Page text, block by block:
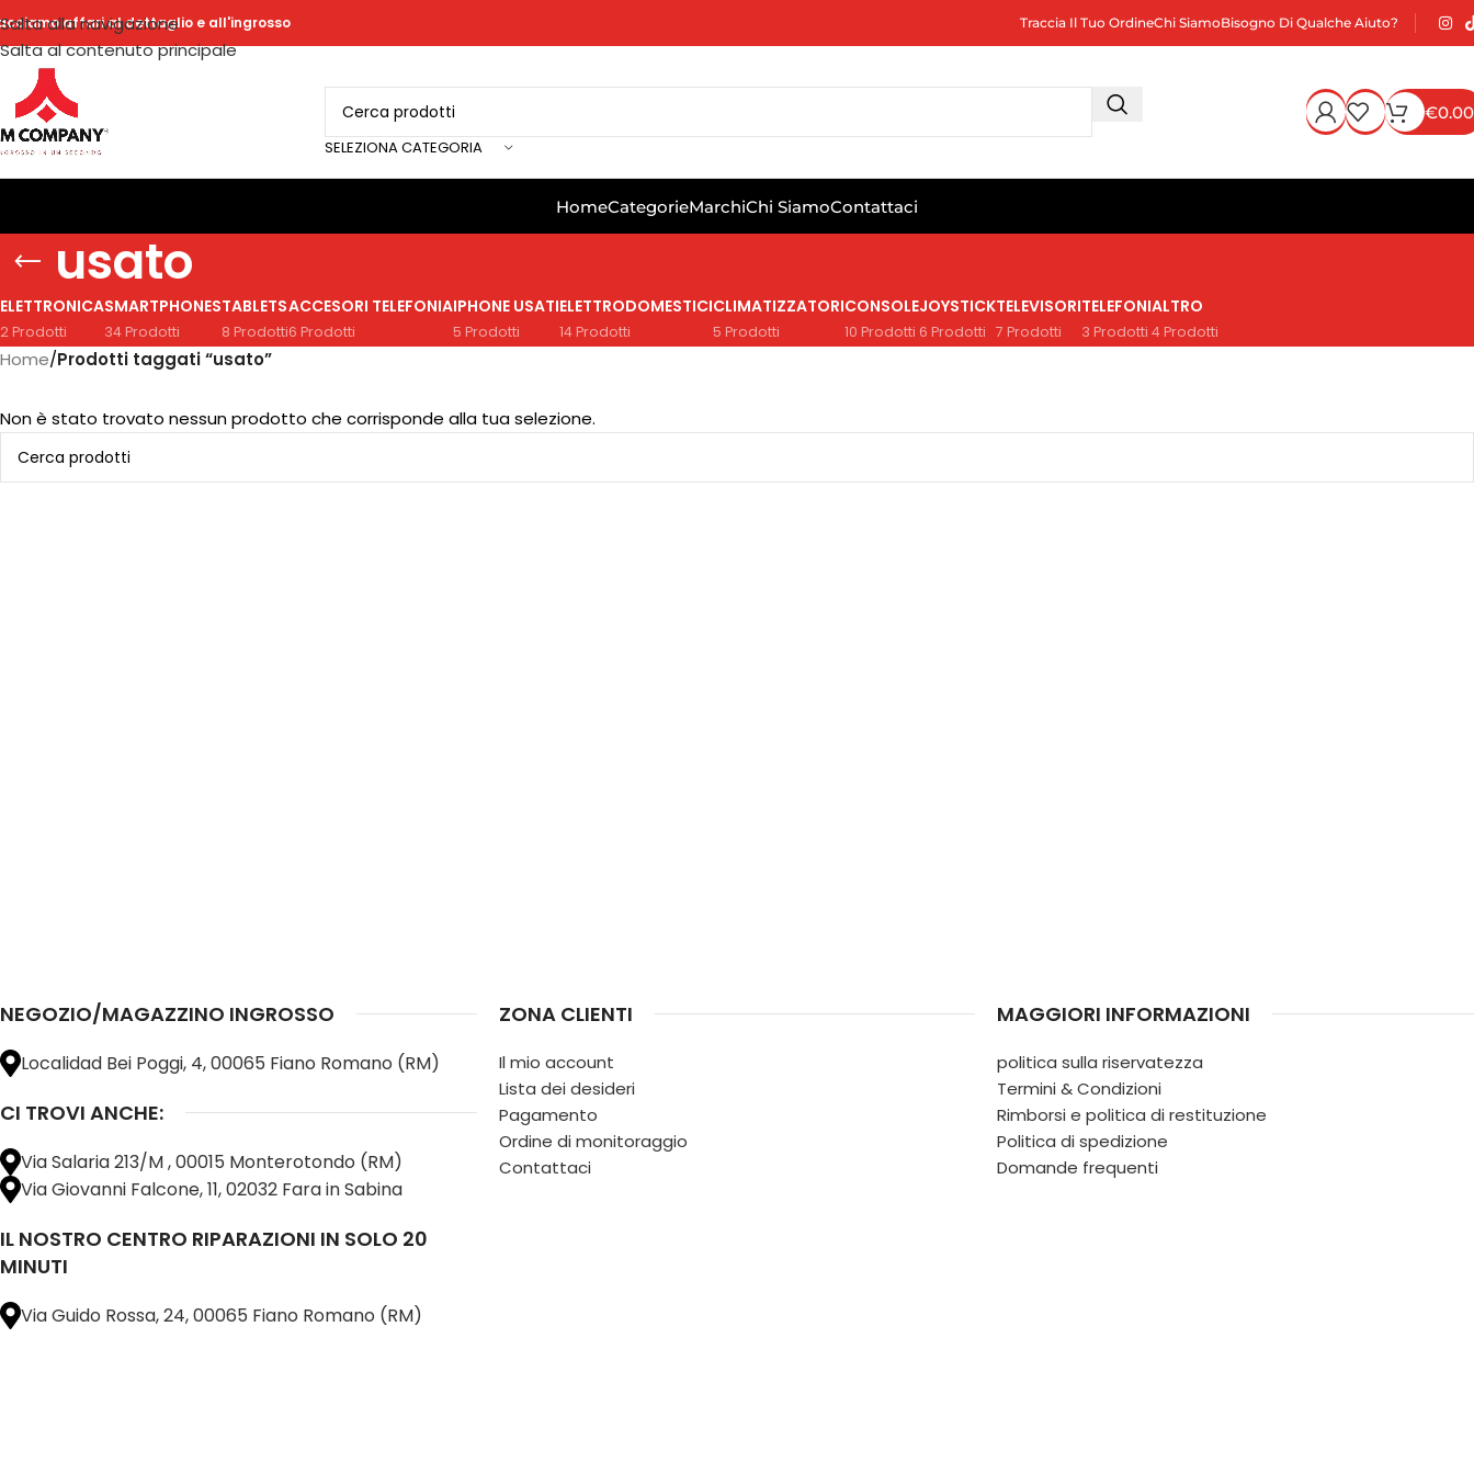
Salta alla navigazione
Salta al contenuto principale
affari al dettaglio e all'ingrosso Traccia Il Tuo OrdineChi SiamoBisogno Di Qualche Aiuto?
SELEZIONA CATEGORIA
€0.00
HomeCategorieMarchiChi SiamoContattaci
usato
ELETTRONICA
2 Prodotti
SMARTPHONES
34 Prodotti
TABLETS
8 Prodotti
ACCESORI TELEFONIA
6 Prodotti
IPHONE USATI
5 Prodotti
ELETTRODOMESTICI
14 Prodotti
CLIMATIZZATORI
5 Prodotti
CONSOLE
10 Prodotti
JOYSTICK
6 Prodotti
TELEVISORI
7 Prodotti
TELEFONI
3 Prodotti
ALTRO
4 Prodotti
Home/Prodotti taggati “usato”
Non è stato trovato nessun prodotto che corrisponde alla tua selezione.
NEGOZIO/MAGAZZINO INGROSSO
Localidad Bei Poggi, 4, 00065 Fiano Romano (RM)
CI TROVI ANCHE:
Via Salaria 213/M , 00015 Monterotondo (RM)
Via Giovanni Falcone, 11, 02032 Fara in Sabina
IL NOSTRO CENTRO RIPARAZIONI IN SOLO 20
MINUTI
Via Guido Rossa, 24, 00065 Fiano Romano (RM)
ZONA CLIENTI
Il mio account
Lista dei desideri
Pagamento
Ordine di monitoraggio
Contattaci
MAGGIORI INFORMAZIONI
politica sulla riservatezza
Termini & Condizioni
Rimborsi e politica di restituzione
Politica di spedizione
Domande frequenti